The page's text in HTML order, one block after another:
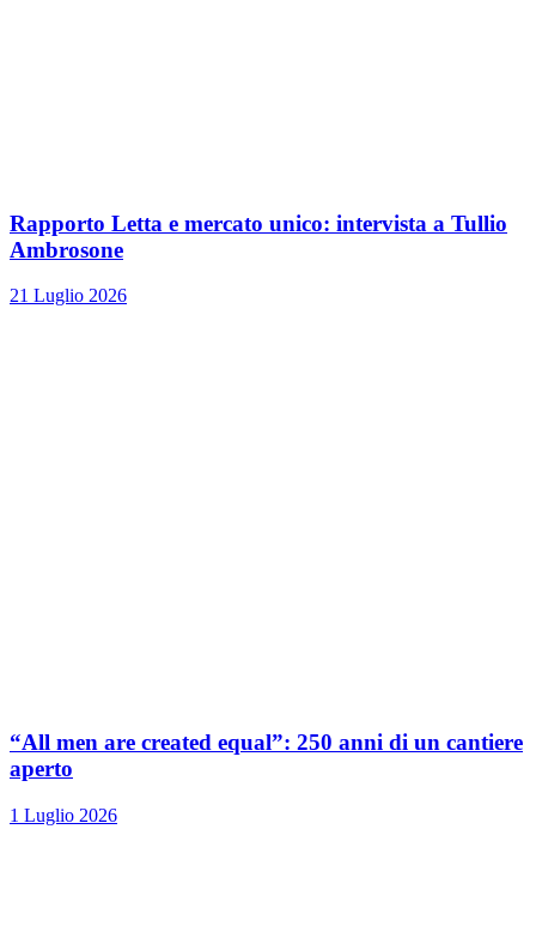
Rapporto Letta e mercato unico: intervista a Tullio
Ambrosone
21 Luglio 2026
“All men are created equal”: 250 anni di un cantiere
aperto
1 Luglio 2026